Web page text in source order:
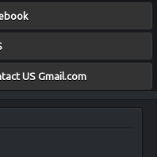
US Gmail.com